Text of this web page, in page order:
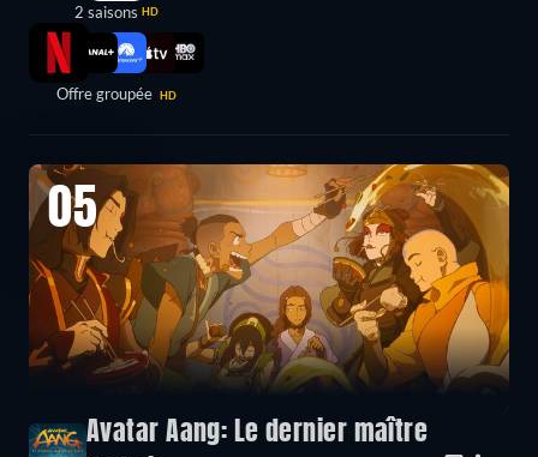
2 saisons HD
Offre groupée HD
05
Avatar Aang: Le dernier maître